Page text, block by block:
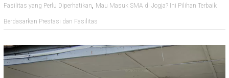
Fasilitas yang Perlu Diperhatikan, Mau Masuk SMA di Jogja? Ini Pilihan Terbaik
Berdasarkan Prestasi dan Fasilitas